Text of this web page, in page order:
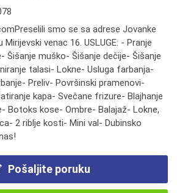
smo se sa adrese Jovanke
venac 16. USLUGE: - Pranje
Šišanje muško- Šišanje dečije- Šišanje
talasi- Lokne- Usluga farbanja-
Preliv- Površinski pramenovi-
kapa- Svečane frizure- Blajhanje
Botoks kose- Ombre- Balajaž- Lokne,
2 riblje kosti- Mini val- Dubinsko
Pošaljite poruku